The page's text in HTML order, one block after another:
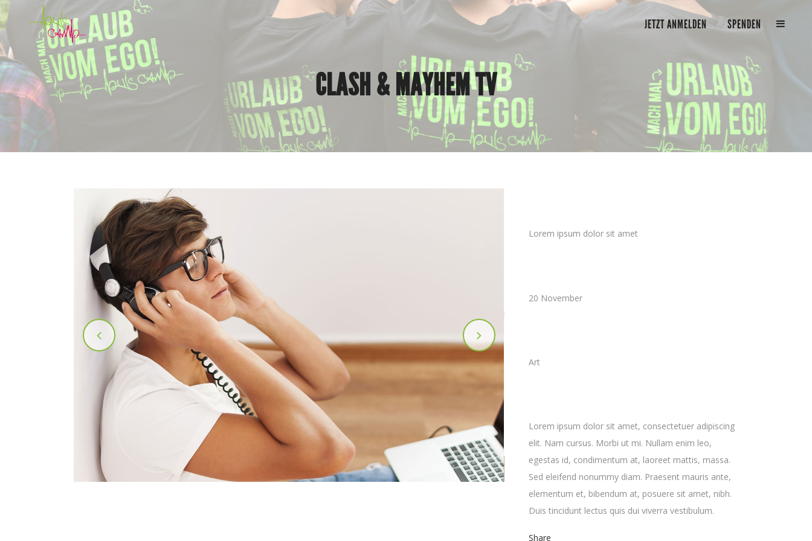
JETZT ANMELDEN SPENDEN
CLASH & MAYHEM TV
Lorem ipsum dolor sit amet
20 November
Art
Lorem ipsum dolor sit amet, consectetuer adipiscing
elit. Nam cursus. Morbi ut mi. Nullam enim leo,
egestas id, condimentum at, laoreet mattis, massa.
Sed eleifend nonummy diam. Praesent mauris ante,
elementum et, bibendum at, posuere sit amet, nibh.
Duis tincidunt lectus quis dui viverra vestibulum.
Share